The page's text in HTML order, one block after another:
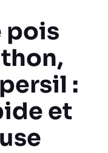
pois
:
et